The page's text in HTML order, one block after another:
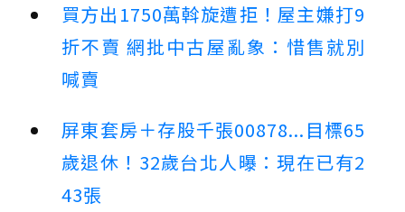
買方出1750萬斡旋遭拒！屋主嫌打9
折不賣 網批中古屋亂象：惜售就別
喊賣
屏東套房＋存股千張00878...目標65
歲退休！32歲台北人曝：現在已有2
43張